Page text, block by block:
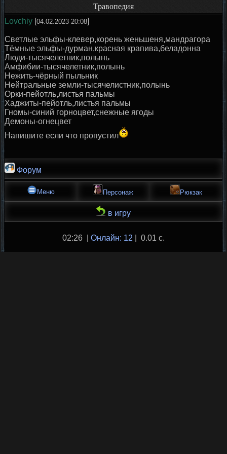
Травопедия
Lovchiy[04.02.2023 20:08]
Светлые эльфы-клевер,корень женьшеня,мандрагора
Тёмные эльфы-дурман,красная крапива,беладонна
Люди-тысячелетник,полынь
Амфибии-тысячелетник,полынь
Нежить-чёрный пыльник
Нейтральные земли-тысячелистник,полынь
Орки-пейотль,листья пальмы
Хаджиты-пейотль,листья пальмы
Гномы-синий горноцвет,снежные ягоды
Демоны-огнецвет
Напишите если что пропустил
Форум
Меню Персонаж Рюкзак
в игру
02:26 | Онлайн: 12 | 0.01 с.